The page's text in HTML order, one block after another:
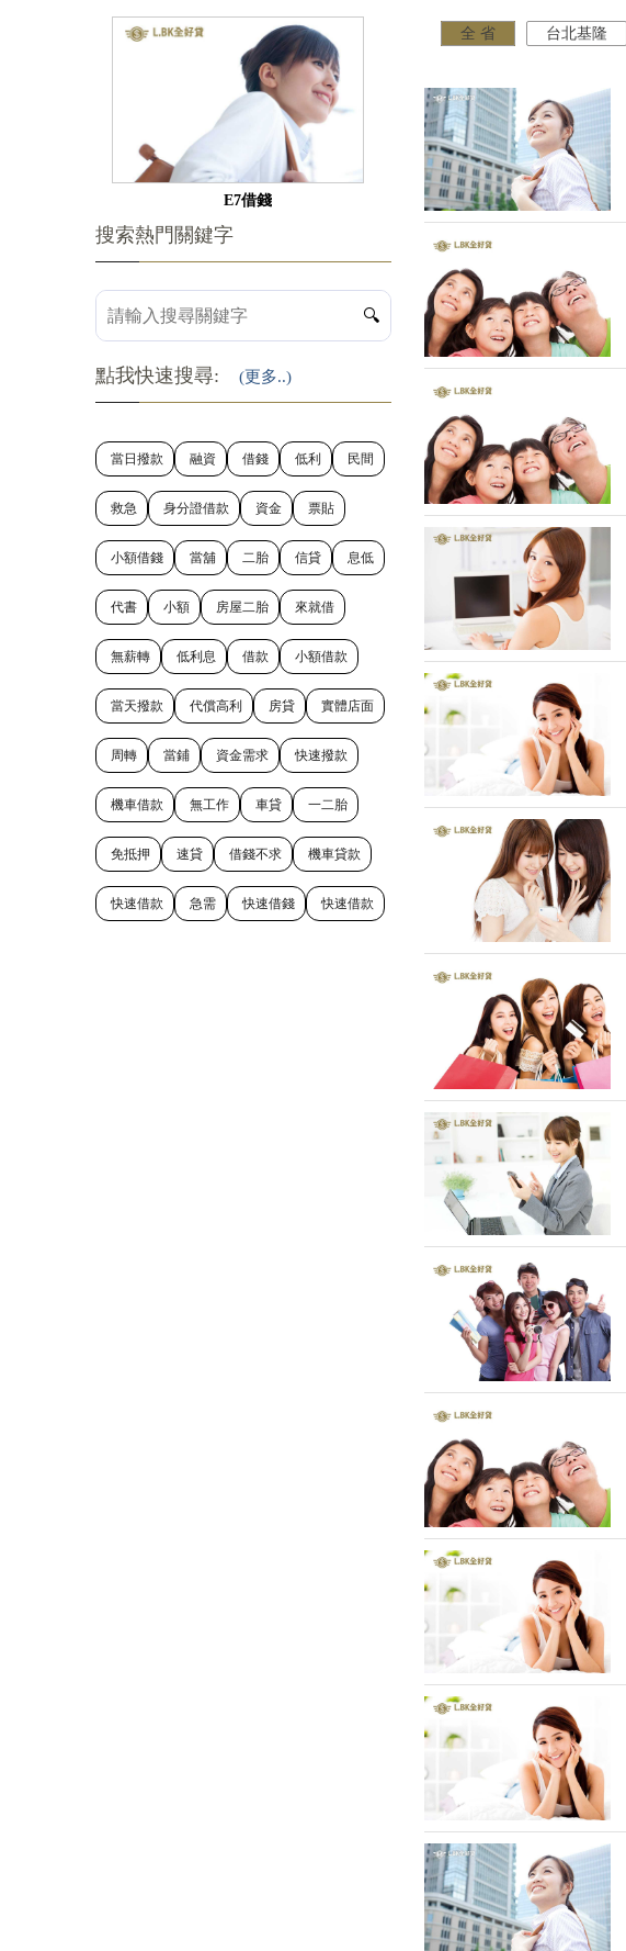
全 省 台北基隆
E7借錢
搜索熱門關鍵字
🔍
點我快速搜尋: (更多..)
當日撥款 融資 借錢 低利 民間
救急 身分證借款 資金 票貼
小額借錢 當舖 二胎 信貸 息低
代書 小額 房屋二胎 來就借
無薪轉 低利息 借款 小額借款
當天撥款 代償高利 房貸 實體店面
周轉 當鋪 資金需求 快速撥款
機車借款 無工作 車貸 一二胎
免抵押 速貸 借錢不求 機車貸款
快速借款 急需 快速借錢 快速借款